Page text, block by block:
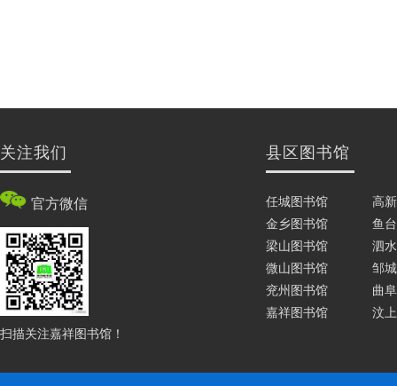
关注我们
官方微信
扫描关注嘉祥图书馆！
县区图书馆
任城图书馆
高
金乡图书馆
鱼
梁山图书馆
泗
微山图书馆
邹
兖州图书馆
曲
嘉祥图书馆
汶